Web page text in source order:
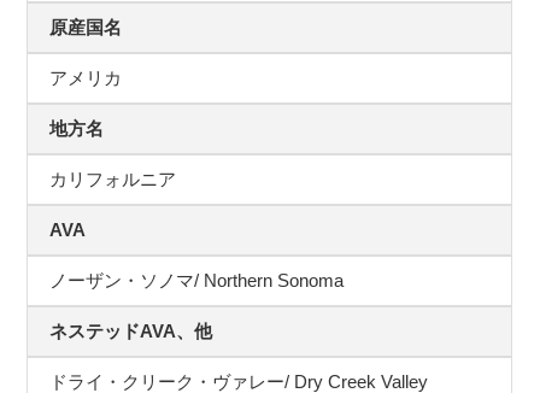
原産国名
アメリカ
地方名
カリフォルニア
AVA
ノーザン・ソノマ/ Northern Sonoma
ネステッドAVA、他
ドライ・クリーク・ヴァレー/ Dry Creek Valley